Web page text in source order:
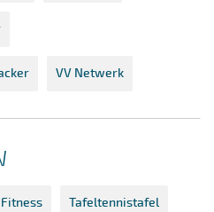
VV Netwerk
Fitness Tafeltennistafel